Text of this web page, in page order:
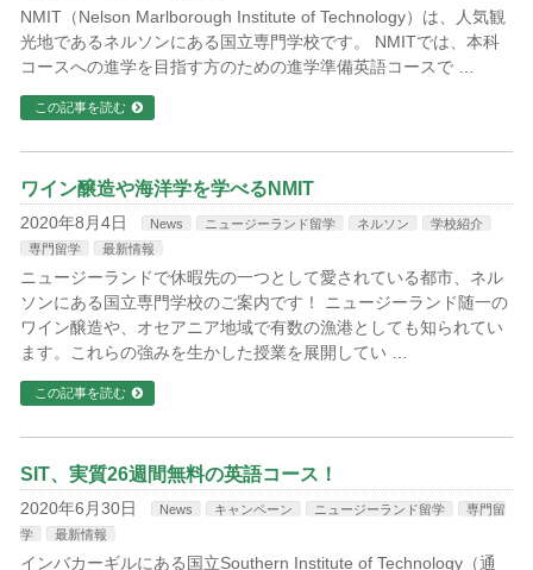
NMIT（Nelson Marlborough Institute of Technology）は、人気観
光地であるネルソンにある国立専門学校です。 NMITでは、本科
コースへの進学を目指す方のための進学準備英語コースで …
この記事を読む
ワイン醸造や海洋学を学べるNMIT
2020年8月4日 News ニュージーランド留学 ネルソン
学校紹介
専門留学
最新情報
ニュージーランドで休暇先の一つとして愛されている都市、ネル
ソンにある国立専門学校のご案内です！ ニュージーランド随一の
ワイン醸造や、オセアニア地域で有数の漁港としても知られてい
ます。これらの強みを生かした授業を展開してい …
この記事を読む
SIT、実質26週間無料の英語コース！
2020年6月30日 News キャンペーン ニュージーランド留学
専門留
学
最新情報
インバカーギルにある国立Southern Institute of Technology（通